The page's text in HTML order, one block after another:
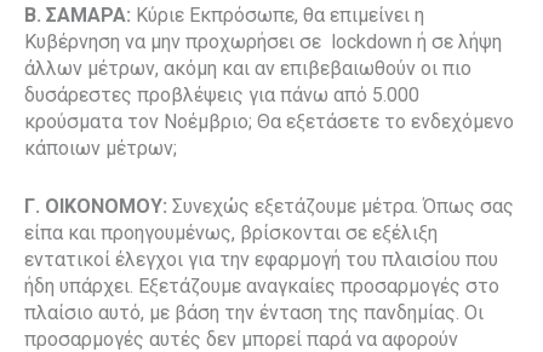
Β. ΣΑΜΑΡΑ: Κύριε Εκπρόσωπε, θα επιμείνει η
Κυβέρνηση να μην προχωρήσει σε lockdown ή σε λήψη
άλλων μέτρων, ακόμη και αν επιβεβαιωθούν οι πιο
δυσάρεστες προβλέψεις για πάνω από 5.000
κρούσματα τον Νοέμβριο; Θα εξετάσετε το ενδεχόμενο
κάποιων μέτρων;
Γ. ΟΙΚΟΝΟΜΟΥ: Συνεχώς εξετάζουμε μέτρα. Όπως σας
είπα και προηγουμένως, βρίσκονται σε εξέλιξη
εντατικοί έλεγχοι για την εφαρμογή του πλαισίου που
ήδη υπάρχει. Εξετάζουμε αναγκαίες προσαρμογές στο
πλαίσιο αυτό, με βάση την ένταση της πανδημίας. Οι
προσαρμογές αυτές δεν μπορεί παρά να αφορούν